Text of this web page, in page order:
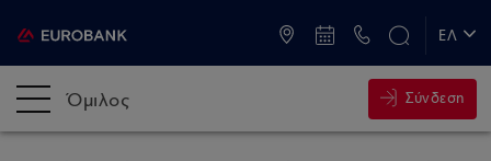
ΕΛ
Όμιλος Σύνδεση